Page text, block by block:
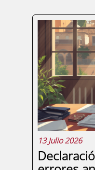
Hace
inteligencia
marketing
reservado a
equipos
cualquier
una
13 Julio 2026